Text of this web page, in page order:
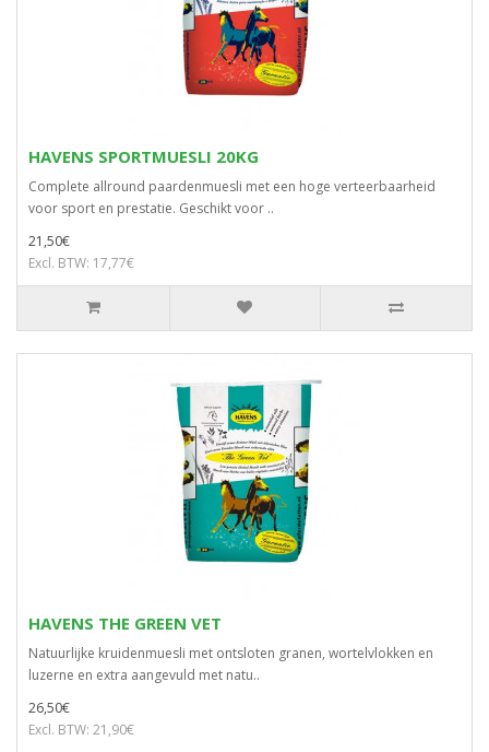
HAVENS SPORTMUESLI 20KG
Complete allround paardenmuesli met een hoge verteerbaarheid
voor sport en prestatie. Geschikt voor ..
21,50€
Excl. BTW: 17,77€
HAVENS THE GREEN VET
Natuurlijke kruidenmuesli met ontsloten granen, wortelvlokken en
luzerne en extra aangevuld met natu..
26,50€
Excl. BTW: 21,90€